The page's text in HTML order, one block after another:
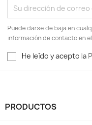
Puede darse de baja en
información de contacto en
He leído y acepto la
PRODUCTOS